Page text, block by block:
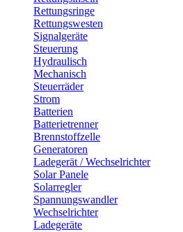
Rettungsringe
Rettungswesten
Signalgeräte
Steuerung
Hydraulisch
Mechanisch
Steuerräder
Strom
Batterien
Batterietrenner
Brennstoffzelle
Generatoren
Ladegerät / Wechselrichter
Solar Panele
Solarregler
Spannungswandler
Wechselrichter
Ladegeräte